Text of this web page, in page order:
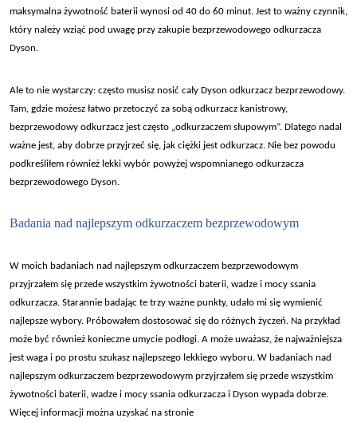
maksymalna żywotność baterii wynosi od 40 do 60 minut. Jest to ważny czynnik,
który należy wziąć pod uwagę przy zakupie bezprzewodowego odkurzacza
Dyson.
Ale to nie wystarczy: często musisz nosić cały Dyson odkurzacz bezprzewodowy.
Tam, gdzie możesz łatwo przetoczyć za sobą odkurzacz kanistrowy,
bezprzewodowy odkurzacz jest często „odkurzaczem słupowym”. Dlatego nadal
ważne jest, aby dobrze przyjrzeć się, jak ciężki jest odkurzacz. Nie bez powodu
podkreśliłem również lekki wybór powyżej wspomnianego odkurzacza
bezprzewodowego Dyson.
Badania nad najlepszym odkurzaczem bezprzewodowym
W moich badaniach nad najlepszym odkurzaczem bezprzewodowym
przyjrzałem się przede wszystkim żywotności baterii, wadze i mocy ssania
odkurzacza. Starannie badając te trzy ważne punkty, udało mi się wymienić
najlepsze wybory. Próbowałem dostosować się do różnych życzeń. Na przykład
może być również konieczne umycie podłogi. A może uważasz, że najważniejsza
jest waga i po prostu szukasz najlepszego lekkiego wyboru. W badaniach nad
najlepszym odkurzaczem bezprzewodowym przyjrzałem się przede wszystkim
żywotności baterii, wadze i mocy ssania odkurzacza i Dyson wypada dobrze.
Więcej informacji można uzyskać na stronie